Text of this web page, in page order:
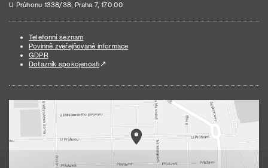
U Průhonu 1338/38, Praha 7, 170 00
Telefonní seznam
Povinně zveřejňované informace
GDPR
Dotazník spokojenosti